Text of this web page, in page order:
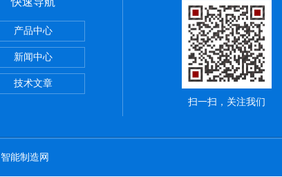
产品中心
新闻中心
技术文章
扫一扫，关注我们
智能制造网